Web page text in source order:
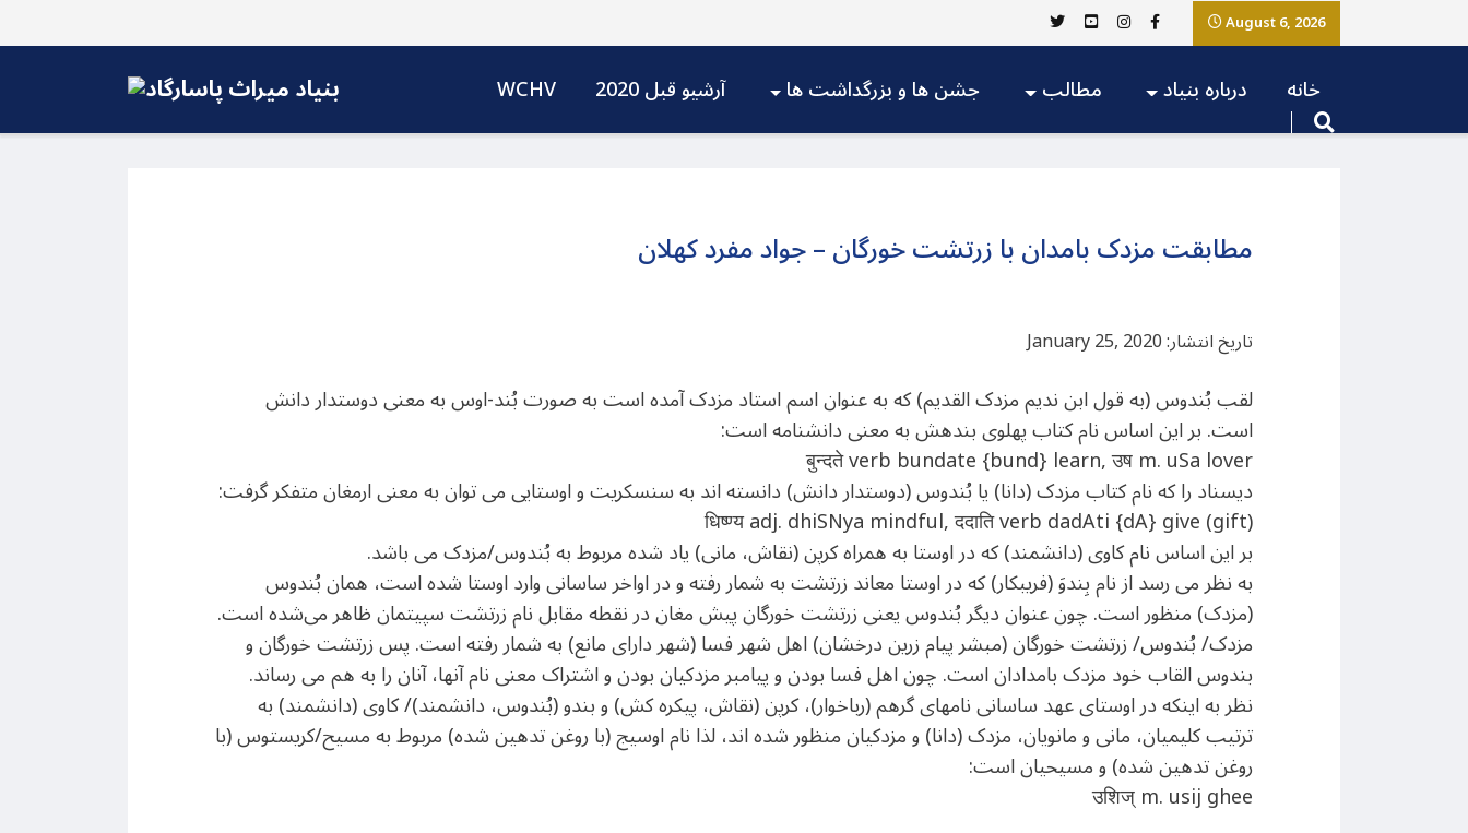
August 6, 2026
WCHV آرشیو قبل 2020 جشن ها و بزرگداشت ها مطالب درباره بنیاد خانه
مطابقت مزدک بامدان با زرتشت خورگان – جواد مفرد کهلان
تاریخ انتشار: January 25, 2020
لقب بُندوس (به قول ابن ندیم مزدک القدیم) که به عنوان اسم استاد مزدک آمده است به صورت بُند-اوس به معنی دوستدار دانش
است. بر این اساس نام کتاب پهلوی بندهش به معنی دانشنامه است:
बुन्दते verb bundate {bund} learn, उष m. uSa lover
دیسناد را که نام کتاب مزدک (دانا) یا بُندوس (دوستدار دانش) دانسته اند به سنسکریت و اوستایی می توان به معنی ارمغان متفکر گرفت:
धिष्ण्य adj. dhiSNya mindful, ददाति verb dadAti {dA} give (gift)
بر این اساس نام کاوی (دانشمند) که در اوستا به همراه کرپن (نقاش، مانی) یاد شده مربوط به بُندوس/مزدک می باشد.
به نظر می رسد از نام بِندوَ (فریبکار) که در اوستا معاند زرتشت به شمار رفته و در اواخر ساسانی وارد اوستا شده است، همان بُندوس
(مزدک) منظور است. چون عنوان دیگر بُندوس یعنی زرتشت خورگان پیش مغان در نقطه مقابل نام زرتشت سپیتمان ظاهر می‌شده است.
مزدک/ بُندوس/ زرتشت خورگان (مبشر پیام زرین درخشان) اهل شهر فسا (شهر دارای مانع) به شمار رفته است. پس زرتشت خورگان و
بندوس القاب خود مزدک بامدادان است. چون اهل فسا بودن و پیامبر مزدکیان بودن و اشتراک معنی نام آنها، آنان را به هم می رساند.
نظر به اینکه در اوستای عهد ساسانی نامهای گرهم (رباخوار)، کرپن (نقاش، پیکره کش) و بندو (بُندوس، دانشمند)/ کاوی (دانشمند) به
ترتیب کلیمیان، مانی و مانویان، مزدک (دانا) و مزدکیان منظور شده اند، لذا نام اوسیج (با روغن تدهین شده) مربوط به مسیح/کریستوس (با
روغن تدهین شده) و مسیحیان است:
उशिज् m. usij ghee